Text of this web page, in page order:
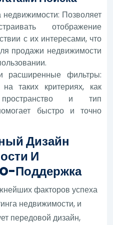
Позволяет
отображение
с их интересами, что
продажи недвижимости
расширенные фильтры:
таких критериях, как
и тип
быстро и точно
Дизайн
И
Поддержка
факторов успеха
недвижимости, и
передовой дизайн,